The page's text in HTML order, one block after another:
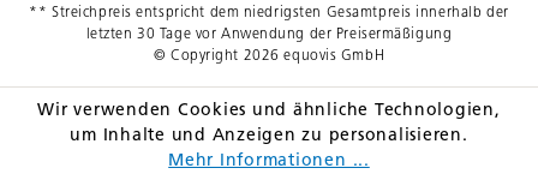
** Streichpreis entspricht dem niedrigsten Gesamtpreis innerhalb der
letzten 30 Tage vor Anwendung der Preisermäßigung
© Copyright 2026 equovis GmbH
Wir verwenden Cookies und ähnliche Technologien,
um Inhalte und Anzeigen zu personalisieren.
Mehr Informationen ...